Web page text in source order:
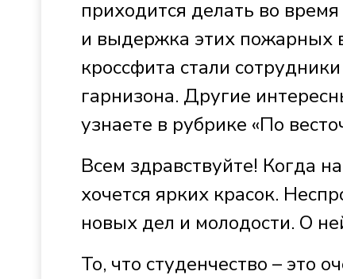
приходится делать во
и выдержка этих пожарных
кроссфита стали
гарнизона. Другие
узнаете в рубрике «По
Всем здравствуйте! Когда
хочется ярких красок.
новых дел и молодости. О
То, что студенчество – это